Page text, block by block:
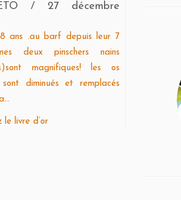
/31 août
Toutes et Tous, J'ai eu des
pendant de nombreuses
toutes on consommé des
tous étaient un peu
on...
le livre d’or